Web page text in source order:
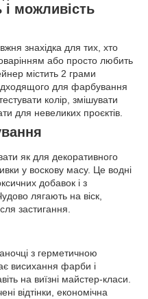
і можливість
знахідка для тих, хто
або просто любить
містить 2 грами
для фарбування
колір, змішувати
для невеликих проєктів.
як для декоративного
у воскову масу. Це водні
добавок і з
лягають на віск,
застигання.
з герметичною
висихання фарби і
на виїзні майстер-класи.
відтінки, економічна